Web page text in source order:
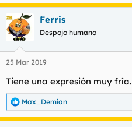
Ferris
Despojo humano
25 Mar 2019
Tiene una expresión muy fría.
R
e
Max_Demian